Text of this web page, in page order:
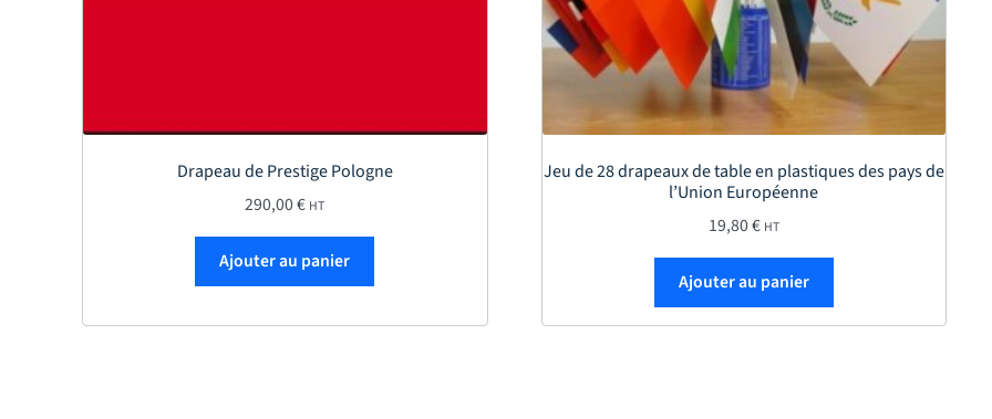
Drapeau de Prestige Pologne
290,00€ HT
Ajouter au panier
Jeu de 28 drapeaux de table en plastiques des pays de
l’Union Européenne
19,80€ HT
Ajouter au panier